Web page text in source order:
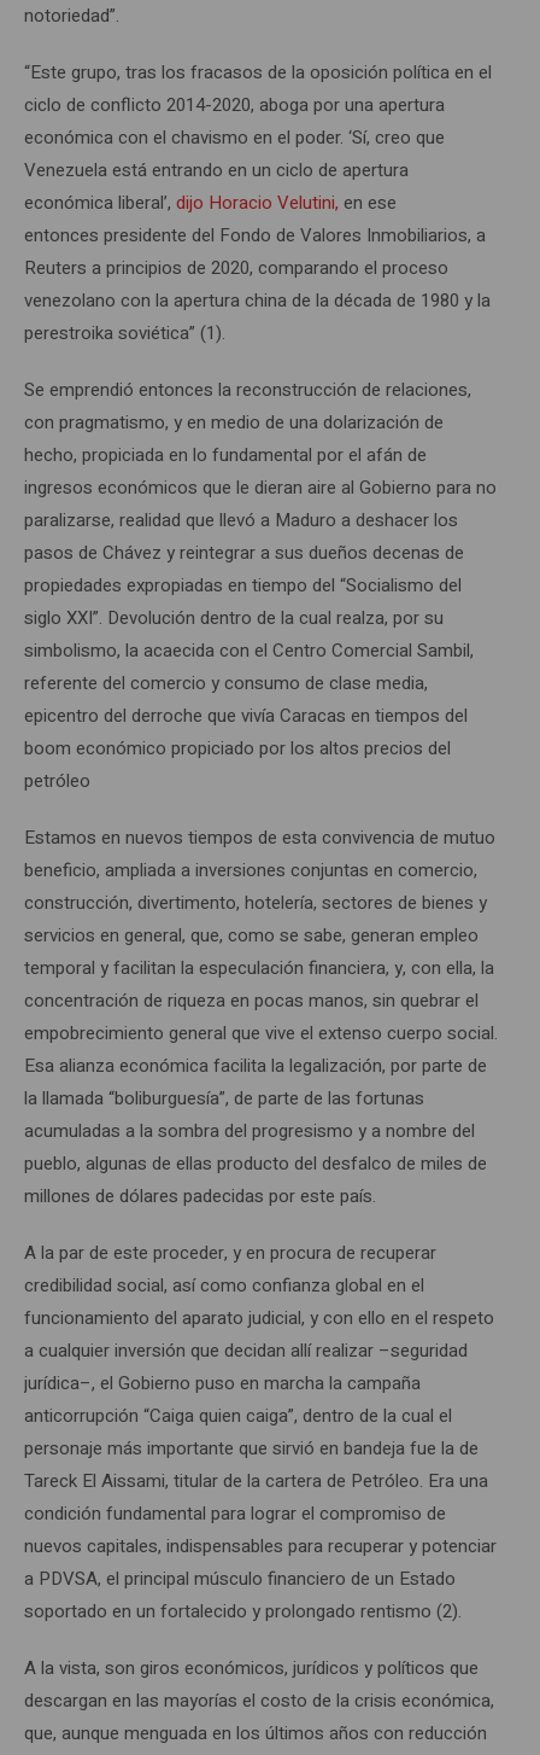
notoriedad”.
“Este grupo, tras los fracasos de la oposición política en el
ciclo de conflicto 2014-2020, aboga por una apertura
económica con el chavismo en el poder. ‘Sí, creo que
Venezuela está entrando en un ciclo de apertura
económica liberal’, dijo Horacio Velutini, en ese
entonces presidente del Fondo de Valores Inmobiliarios, a
Reuters a principios de 2020, comparando el proceso
venezolano con la apertura china de la década de 1980 y la
perestroika soviética” (1).
Se emprendió entonces la reconstrucción de relaciones,
con pragmatismo, y en medio de una dolarización de
hecho, propiciada en lo fundamental por el afán de
ingresos económicos que le dieran aire al Gobierno para no
paralizarse, realidad que llevó a Maduro a deshacer los
pasos de Chávez y reintegrar a sus dueños decenas de
propiedades expropiadas en tiempo del “Socialismo del
siglo XXI”. Devolución dentro de la cual realza, por su
simbolismo, la acaecida con el Centro Comercial Sambil,
referente del comercio y consumo de clase media,
epicentro del derroche que vivía Caracas en tiempos del
boom económico propiciado por los altos precios del
petróleo
Estamos en nuevos tiempos de esta convivencia de mutuo
beneficio, ampliada a inversiones conjuntas en comercio,
construcción, divertimento, hotelería, sectores de bienes y
servicios en general, que, como se sabe, generan empleo
temporal y facilitan la especulación financiera, y, con ella, la
concentración de riqueza en pocas manos, sin quebrar el
empobrecimiento general que vive el extenso cuerpo social.
Esa alianza económica facilita la legalización, por parte de
la llamada “boliburguesía”, de parte de las fortunas
acumuladas a la sombra del progresismo y a nombre del
pueblo, algunas de ellas producto del desfalco de miles de
millones de dólares padecidas por este país.
A la par de este proceder, y en procura de recuperar
credibilidad social, así como confianza global en el
funcionamiento del aparato judicial, y con ello en el respeto
a cualquier inversión que decidan allí realizar –seguridad
jurídica–, el Gobierno puso en marcha la campaña
anticorrupción “Caiga quien caiga”, dentro de la cual el
personaje más importante que sirvió en bandeja fue la de
Tareck El Aissami, titular de la cartera de Petróleo. Era una
condición fundamental para lograr el compromiso de
nuevos capitales, indispensables para recuperar y potenciar
a PDVSA, el principal músculo financiero de un Estado
soportado en un fortalecido y prolongado rentismo (2).
A la vista, son giros económicos, jurídicos y políticos que
descargan en las mayorías el costo de la crisis económica,
que, aunque menguada en los últimos años con reducción